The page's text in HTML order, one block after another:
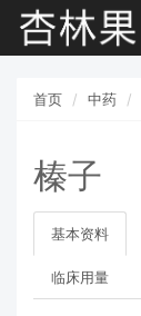
首页 中药
榛子
基本资料
临床用量